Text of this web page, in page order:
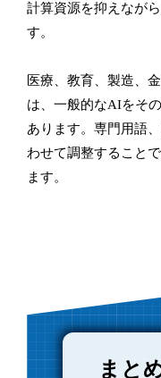
計算資源を抑えなが
す。
医療、教育、製造、
は、一般的なAIをそ
あります。専門用語
わせて調整すること
ます。
まと